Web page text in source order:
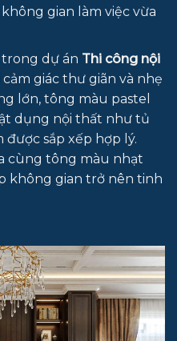
gian làm việc vừa
dự án Thi công nội
giác thư giãn và nhẹ
lớn, tông màu pastel
dụng nội thất như tủ
sắp xếp hợp lý.
cùng tông màu nhạt
không gian trở nên tinh